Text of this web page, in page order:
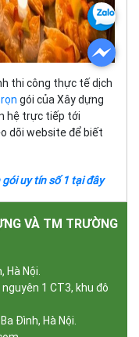
thi công thực tế dịch
gói của Xây dựng
hệ trực tiếp tới
dõi website để biết
uy tín số 1 tại đây
VÀ TM TRƯỜNG
Hà Nội.
1 CT3, khu đô
Đình, Hà Nội.